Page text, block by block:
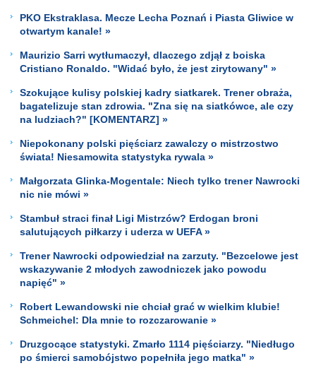
PKO Ekstraklasa. Mecze Lecha Poznań i Piasta Gliwice w
otwartym kanale! »
Maurizio Sarri wytłumaczył, dlaczego zdjął z boiska
Cristiano Ronaldo. "Widać było, że jest zirytowany" »
Szokujące kulisy polskiej kadry siatkarek. Trener obraża,
bagatelizuje stan zdrowia. "Zna się na siatkówce, ale czy
na ludziach?" [KOMENTARZ] »
Niepokonany polski pięściarz zawalczy o mistrzostwo
świata! Niesamowita statystyka rywala »
Małgorzata Glinka-Mogentale: Niech tylko trener Nawrocki
nic nie mówi »
Stambuł straci finał Ligi Mistrzów? Erdogan broni
salutujących piłkarzy i uderza w UEFA »
Trener Nawrocki odpowiedział na zarzuty. "Bezcelowe jest
wskazywanie 2 młodych zawodniczek jako powodu
napięć" »
Robert Lewandowski nie chciał grać w wielkim klubie!
Schmeichel: Dla mnie to rozczarowanie »
Druzgocące statystyki. Zmarło 1114 pięściarzy. "Niedługo
po śmierci samobójstwo popełniła jego matka" »